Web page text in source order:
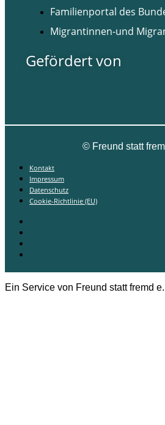
Familienportal des
Migrantinnen-und
Gefördert von
©Freund statt
Kontakt
Impressum
Datenschutz
Cookie-Richtlinie (EU)
Ein Service von Freund statt fremd e.